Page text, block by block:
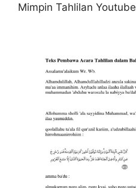
Mimpin Tahlilan Youtube